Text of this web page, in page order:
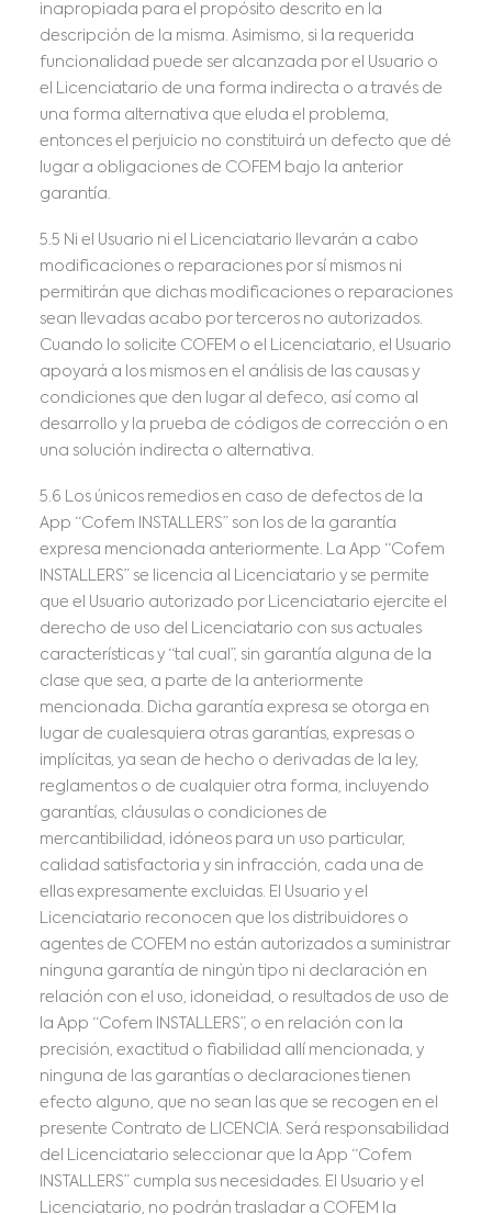
inapropiada para el propósito descrito en la
descripción de la misma. Asimismo, si la requerida
funcionalidad puede ser alcanzada por el Usuario o
el Licenciatario de una forma indirecta o a través de
una forma alternativa que eluda el problema,
entonces el perjuicio no constituirá un defecto que dé
lugar a obligaciones de COFEM bajo la anterior
garantía.
5.5 Ni el Usuario ni el Licenciatario llevarán a cabo
modificaciones o reparaciones por sí mismos ni
permitirán que dichas modificaciones o reparaciones
sean llevadas acabo por terceros no autorizados.
Cuando lo solicite COFEM o el Licenciatario, el Usuario
apoyará a los mismos en el análisis de las causas y
condiciones que den lugar al defeco, así como al
desarrollo y la prueba de códigos de corrección o en
una solución indirecta o alternativa.
5.6 Los únicos remedios en caso de defectos de la
App “Cofem INSTALLERS” son los de la garantía
expresa mencionada anteriormente. La App “Cofem
INSTALLERS” se licencia al Licenciatario y se permite
que el Usuario autorizado por Licenciatario ejercite el
derecho de uso del Licenciatario con sus actuales
características y “tal cual”, sin garantía alguna de la
clase que sea, a parte de la anteriormente
mencionada. Dicha garantía expresa se otorga en
lugar de cualesquiera otras garantías, expresas o
implícitas, ya sean de hecho o derivadas de la ley,
reglamentos o de cualquier otra forma, incluyendo
garantías, cláusulas o condiciones de
mercantibilidad, idóneos para un uso particular,
calidad satisfactoria y sin infracción, cada una de
ellas expresamente excluidas. El Usuario y el
Licenciatario reconocen que los distribuidores o
agentes de COFEM no están autorizados a suministrar
ninguna garantía de ningún tipo ni declaración en
relación con el uso, idoneidad, o resultados de uso de
la App “Cofem INSTALLERS”, o en relación con la
precisión, exactitud o fiabilidad allí mencionada, y
ninguna de las garantías o declaraciones tienen
efecto alguno, que no sean las que se recogen en el
presente Contrato de LICENCIA. Será responsabilidad
del Licenciatario seleccionar que la App “Cofem
INSTALLERS” cumpla sus necesidades. El Usuario y el
Licenciatario, no podrán trasladar a COFEM la